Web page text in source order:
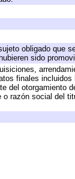
obligado que
sido
finales incluidos
del otorgamiento
razón social del